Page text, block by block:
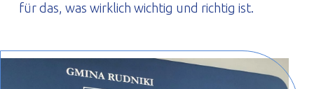
für das, was wirklich wichtig und richtig ist.